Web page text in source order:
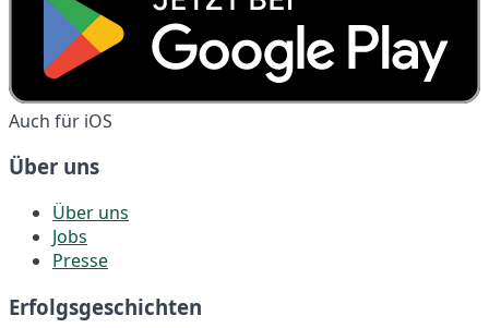
Auch für iOS
Über uns
Über uns
Jobs
Presse
Erfolgsgeschichten